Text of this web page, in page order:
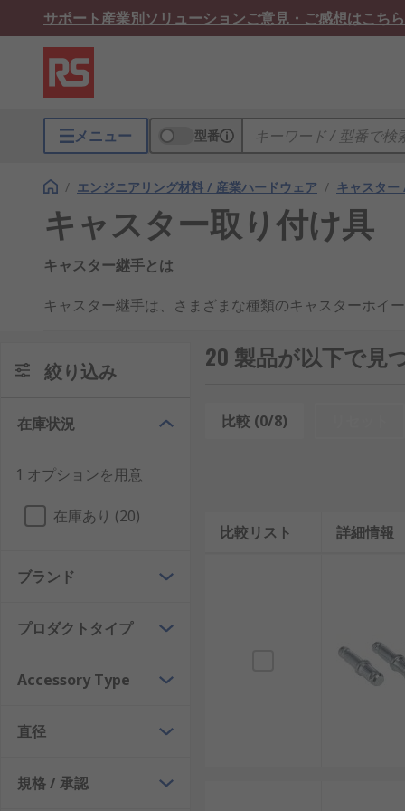
サポート産業別ソリューションご意見・ご感想はこちら
メニュー 型番
/ エンジニアリング材料 / 産業ハードウェア / キャスタ
キャスター取り付け具
キャスター継手とは
キャスター継手は、さまざまな種類のキャスターホイ
キャスターホイール継手の選択方法
のどちらにするか、またキャスターがボルト穴キャス
キャスターホイール継手の種類
選択するキャスターホイール継手には、さまざまなタ
合に使用します。ねじ付き又はねじなしを選択でき、
絞り込み
在庫状況
1 オプションを用意
在庫あり (20)
ブランド
プロダクトタイプ
Accessory Type
直径
規格 / 承認
20 製品が以下で見
比較 (0/8)
比較リスト 詳細情報